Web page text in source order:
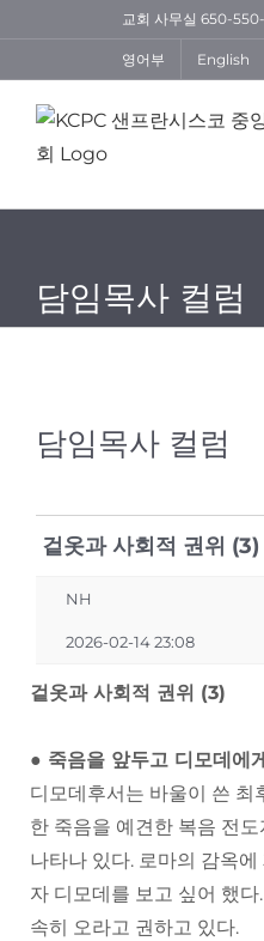
content
교회 사무실 650-
영어부 English
담임목사 컬럼
담임목사 컬럼
겉옷과 사회적 권위 (3)
NH
2026-02-14 23:08
겉옷과 사회적 권위 (3)
● 죽음을 앞두고 디모데에
디모데후서는 바울이 쓴 최
한 죽음을 예견한 복음 전
나타나 있다. 로마의 감옥
자 디모데를 보고 싶어 했
속히 오라고 권하고 있다.